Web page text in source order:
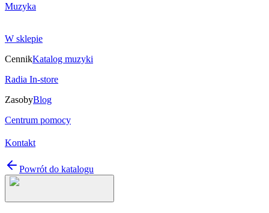
Muzyka
W sklepie
CennikKatalog muzyki
Radia In-store
ZasobyBlog
Centrum pomocy
Kontakt
Powrót do katalogu